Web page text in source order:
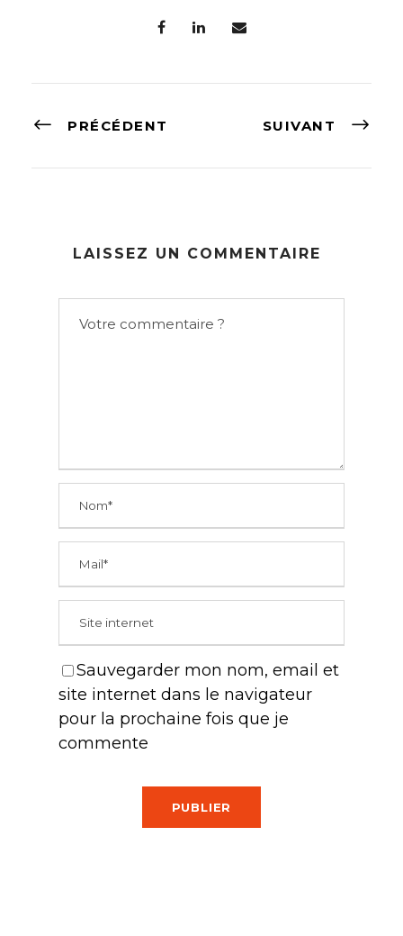
PRÉCÉDENT SUIVANT
LAISSEZ UN COMMENTAIRE
Sauvegarder mon nom, email et
site internet dans le navigateur
pour la prochaine fois que je
commente